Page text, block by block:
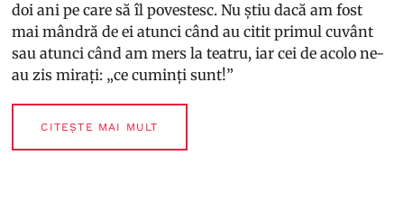
doi ani pe care să îl povestesc. Nu știu dacă am fost
mai mândră de ei atunci când au citit primul cuvânt
sau atunci când am mers la teatru, iar cei de acolo ne-
au zis mirați: „ce cuminți sunt!”
CITEȘTE MAI MULT